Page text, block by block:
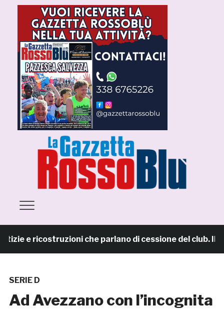
e ricostruzioni che parlano di cessione del club. IL
SERIE D
Ad Avezzano con l’incognita